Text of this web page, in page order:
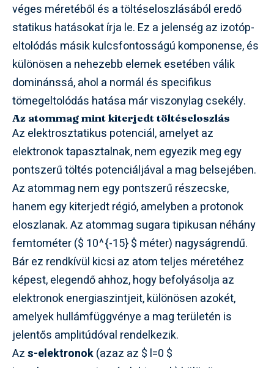
véges méretéből és a töltéseloszlásából eredő
statikus hatásokat írja le. Ez a jelenség az izotóp-
eltolódás másik kulcsfontosságú komponense, és
különösen a nehezebb elemek esetében válik
dominánssá, ahol a normál és specifikus
tömegeltolódás hatása már viszonylag csekély.
Az atommag mint kiterjedt töltéseloszlás
Az elektrosztatikus potenciál, amelyet az
elektronok tapasztalnak, nem egyezik meg egy
pontszerű töltés potenciáljával a mag belsejében.
Az atommag nem egy pontszerű részecske,
hanem egy kiterjedt régió, amelyben a protonok
eloszlanak. Az atommag sugara tipikusan néhány
femtométer ($ 10^{-15} $ méter) nagyságrendű.
Bár ez rendkívül kicsi az atom teljes méretéhez
képest, elegendő ahhoz, hogy befolyásolja az
elektronok energiaszintjeit, különösen azokét,
amelyek hullámfüggvénye a mag területén is
jelentős amplitúdóval rendelkezik.
Azs-elektronok(azaz az $ l=0 $